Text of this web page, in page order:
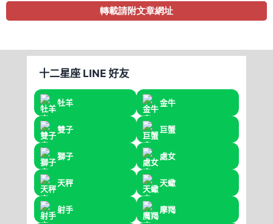
轉載請附文章網址